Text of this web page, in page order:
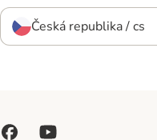
Česká republika / cs